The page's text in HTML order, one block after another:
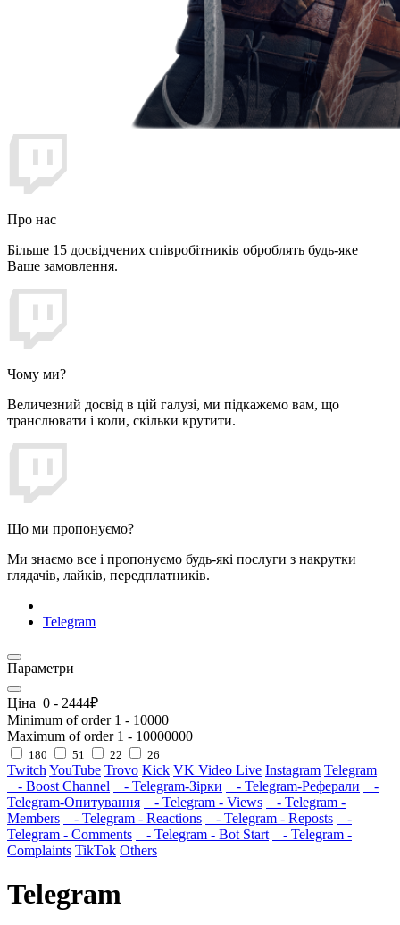
Про нас
Більше 15 досвідчених співробітників оброблять будь-яке
Ваше замовлення.
Чому ми?
Величезний досвід в цій галузі, ми підкажемо вам, що
транслювати і коли, скільки крутити.
Що ми пропонуємо?
Ми знаємо все і пропонуємо будь-які послуги з накрутки
глядачів, лайків, передплатників.
Telegram
Параметри
Ціна 0 - 2444₽
Minimum of order 1 - 10000
Maximum of order 1 - 10000000
180 51 22 26
Twitch YouTube Trovo Kick VK Video Live Instagram Telegram
- Boost Channel
- Telegram-Зірки - Telegram-Реферали
-
Telegram-Опитування
- Telegram - Views
- Telegram -
Members
- Telegram - Reactions - Telegram - Reposts
-
Telegram - Comments
- Telegram - Bot Start
- Telegram -
Complaints TikTok Others
Telegram